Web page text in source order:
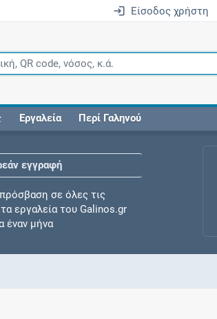
Είσοδος χρήστη
Εργαλεία Περί Γαληνού
εγγραφή
σε όλες τις
εργαλεία του Galinos.gr
έναν μήνα